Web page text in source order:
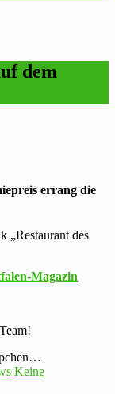
dem
errang die
„Restaurant des
Magazin
Keine